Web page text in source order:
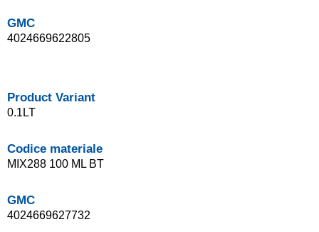
GMC
4024669622805
Product Variant
0.1LT
Codice materiale
MIX288 100 ML BT
GMC
4024669627732